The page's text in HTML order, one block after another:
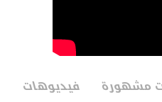
مشهورة فيديوهات